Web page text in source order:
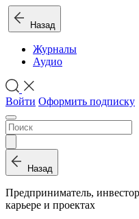
Назад
Журналы
Аудио
Войти Оформить подписку
Назад
Предприниматель,
карьере и проектах